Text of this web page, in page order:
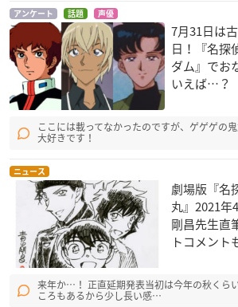
アンケート 話題 声優
7月31日は
日！『名探
ダム』でお
いえば…？
ここには載ってなかったのですが、ゲゲゲの
大好きです！
ニュース
劇場版『名
丸』2021年
剛昌先生直
トコメント
来年か…！ 正直延期発表当初は今年の秋くら
ころもあるから少し長い感…